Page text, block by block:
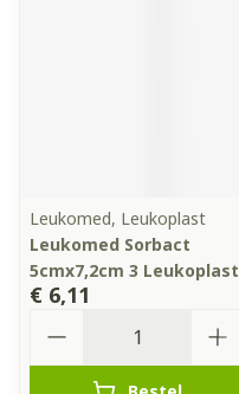
Leukomed, Leukoplast
Leukomed Sorbact
5cmx7,2cm 3 Leukoplast
€ 6,11